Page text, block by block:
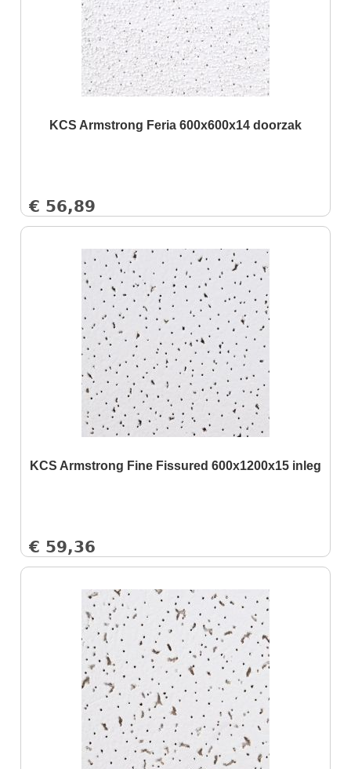
KCS Armstrong Feria 600x600x14 doorzak
€ 56,89
KCS Armstrong Fine Fissured 600x1200x15 inleg
€ 59,36